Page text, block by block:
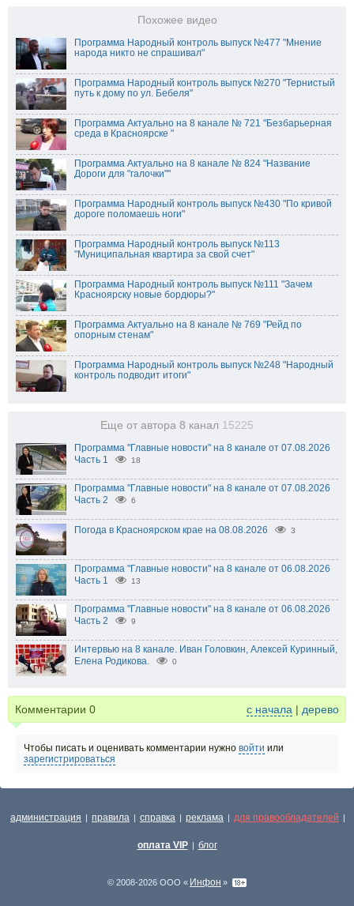
Похожее видео
Программа Народный контроль выпуск №477 "Мнение
народа никто не спрашивал"
Программа Народный контроль выпуск №270 "Тернистый
путь к дому по ул. Бебеля"
Программа Актуально на 8 канале № 721 "Безбарьерная
среда в Красноярске "
Программа Актуально на 8 канале № 824 "Название
Дороги для "галочки""
Программа Народный контроль выпуск №430 "По кривой
дороге поломаешь ноги"
Программа Народный контроль выпуск №113
"Муниципальная квартира за свой счет"
Программа Народный контроль выпуск №111 "Зачем
Красноярску новые бордюры?"
Программа Актуально на 8 канале № 769 "Рейд по
опорным стенам"
Программа Народный контроль выпуск №248 "Народный
контроль подводит итоги"
Еще от автора 8 канал 15225
Программа "Главные новости" на 8 канале от 07.08.2026
Часть 1
18
Программа "Главные новости" на 8 канале от 07.08.2026
Часть 2
6
Погода в Красноярском крае на 08.08.2026 3
Программа "Главные новости" на 8 канале от 06.08.2026
Часть 1
13
Программа "Главные новости" на 8 канале от 06.08.2026
Часть 2
9
Интервью на 8 канале. Иван Головкин, Алексей Куринный,
Елена Родикова.
0
Комментарии 0 с начала | дерево
Чтобы писать и оценивать комментарии нужно войти или
зарегистрироваться
администрация | правила | справка | реклама | для правообладателей |
оплата VIP | блог
© 2008-2026 ООО « Инфон »